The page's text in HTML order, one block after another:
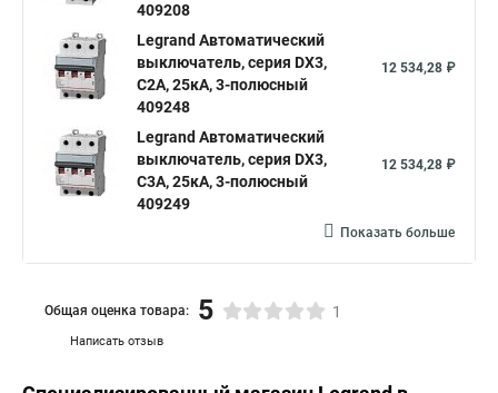
409208
Legrand Автоматический
выключатель, серия DX3,
С2A, 25кА, 3-полюсный
409248
12 534,28 ₽
Legrand Автоматический
выключатель, серия DX3,
С3A, 25кА, 3-полюсный
409249
12 534,28 ₽
Показать больше
Написать отзыв
Общая оценка товара: 5 1